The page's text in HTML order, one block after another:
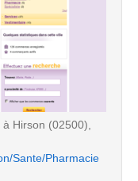
Hirson (02500),
Sante/Pharmacie